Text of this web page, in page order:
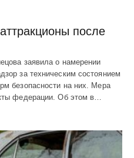
после
заявила о намерении
за техническим состоянием
безопасности на них. Мера
федерации. Об этом в…